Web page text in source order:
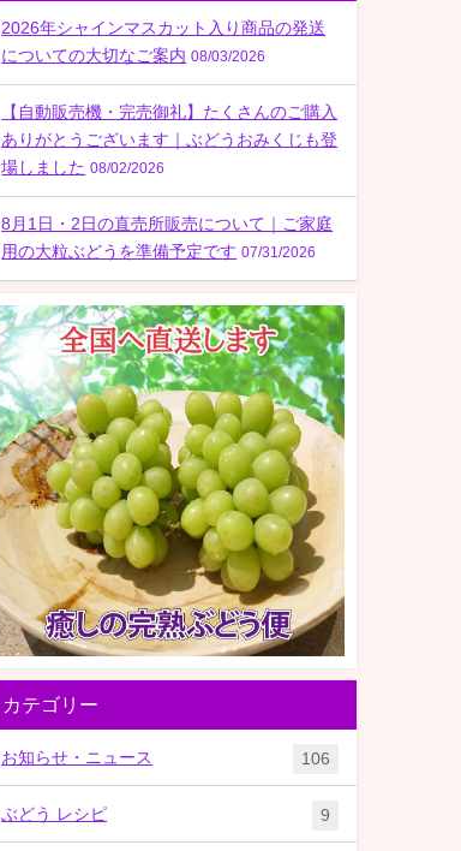
2026年シャインマスカット入り商品の発送
についての大切なご案内 08/03/2026
【自動販売機・完売御礼】たくさんのご購入
ありがとうございます｜ぶどうおみくじも登
場しました 08/02/2026
8月1日・2日の直売所販売について｜ご家庭
用の大粒ぶどうを準備予定です 07/31/2026
カテゴリー
お知らせ・ニュース 106
ぶどう レシピ 9